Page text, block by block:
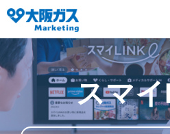
スマ